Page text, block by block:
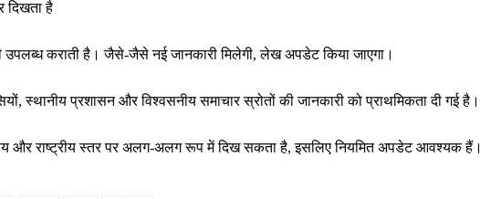
दिखता है
उपलब्ध कराती है। जैसे-जैसे नई जानकारी मिलेगी, लेख अपडेट किया जाएगा।
स्थानीय प्रशासन और विश्वसनीय समाचार स्रोतों की जानकारी को प्राथमिकता दी गई है।
और राष्ट्रीय स्तर पर अलग-अलग रूप में दिख सकता है, इसलिए नियमित अपडेट आवश्यक हैं।